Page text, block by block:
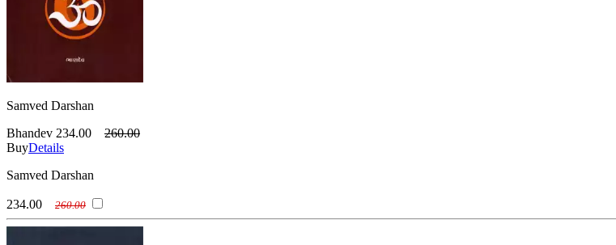
Samved Darshan
Bhandev 234.00
260.00
BuyDetails
Samved Darshan
234.00 260.00